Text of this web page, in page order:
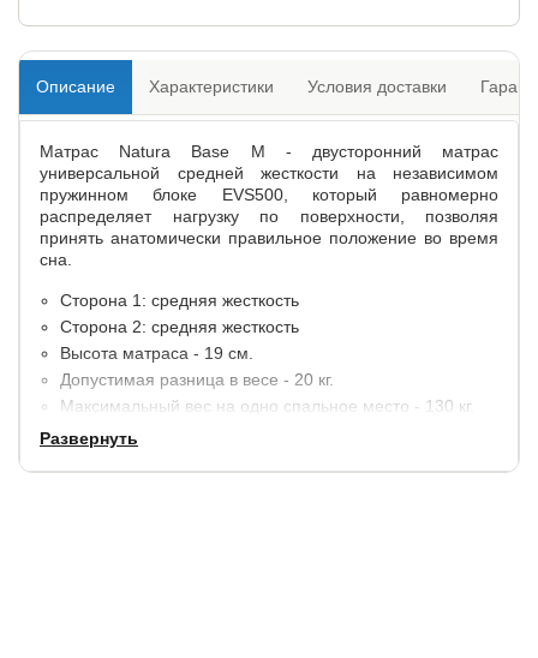
Описание Характеристики Условия доставки
Матрас Natura Base М - двусторонний матрас
универсальной средней жесткости на независимом
пружинном блоке EVS500, который равномерно
распределяет нагрузку по поверхности, позволяя
принять анатомически правильное положение во время
сна.
Сторона 1: средняя жесткость
Сторона 2: средняя жесткость
Высота матраса - 19 см.
Допустимая разница в весе - 20 кг.
Максимальный вес на одно спальное место - 130 кг.
Материалы:
Развернуть